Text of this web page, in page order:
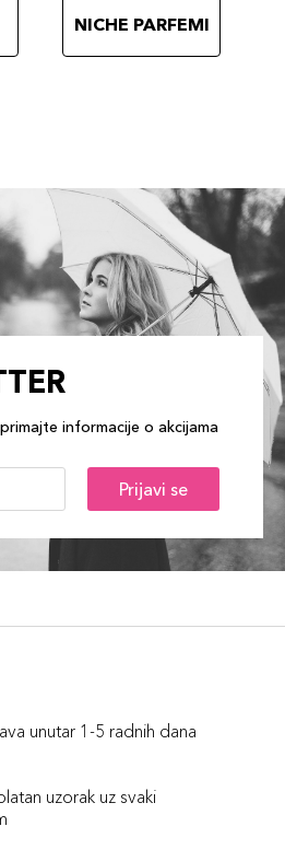
NICHE PARFEMI
informacije o akcijama
Prijavi se
unutar 1-5 radnih dana
uzorak uz svaki